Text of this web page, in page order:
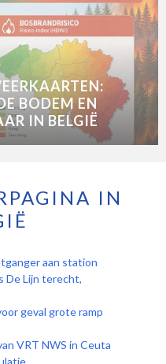
BODEM EN
IN BELGIË
IN
aan station
De Lijn terecht,
geval grote ramp
VRT NWS in Ceuta